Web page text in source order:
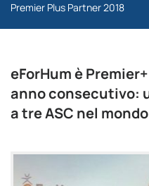
Premier Plus Partner 2018
eForHum è
anno consecutivo:
a tre ASC nel mondo